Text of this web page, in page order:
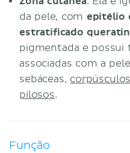
da pele, com epitélio
estratificado
pigmentada e possui
associadas com a
sebáceas,
pilosos.
Função